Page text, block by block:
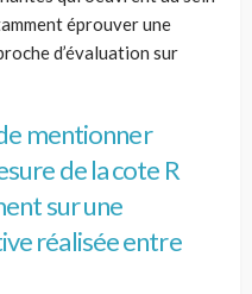
éprouver une
d’évaluation sur
mentionner
de la cote R
sur une
réalisée entre